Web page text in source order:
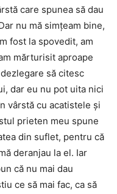
care spunea să dau
nu mă simţeam bine,
fost la spovedit, am
mărturisit aproape
să citesc
dar eu nu pot uita nici
vârstă cu acatistele şi
prieten meu spune
din suflet, pentru că
deranjau la el. Iar
că nu mai dau
ce să mai fac, ca să